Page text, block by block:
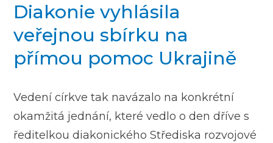
Diakonie vyhlásila
veřejnou sbírku na
přímou pomoc Ukrajině
Vedení církve tak navázalo na konkrétní
okamžitá jednání, které vedlo o den dříve s
ředitelkou diakonického Střediska rozvojové